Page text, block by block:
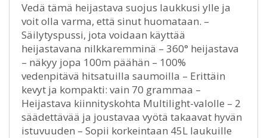
Vedä tämä heijastava suojus laukkusi ylle ja
voit olla varma, että sinut huomataan. –
Säilytyspussi, jota voidaan käyttää
heijastavana nilkkaremminä – 360° heijastava
– näkyy jopa 100m päähän – 100%
vedenpitävä hitsatuilla saumoilla – Erittäin
kevyt ja kompakti: vain 70 grammaa –
Heijastava kiinnityskohta Multilight-valolle – 2
säädettävää ja joustavaa vyötä takaavat hyvän
istuvuuden – Sopii korkeintaan 45L laukuille